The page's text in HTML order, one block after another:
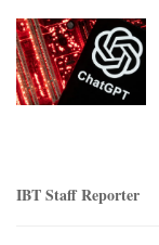
IBT Staff Reporter